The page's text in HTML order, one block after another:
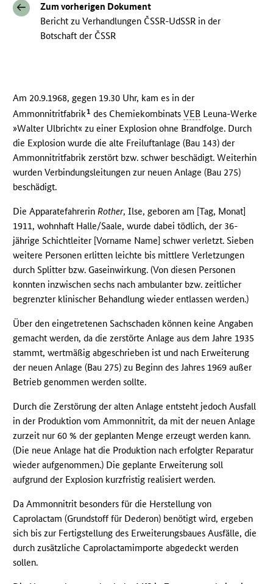
Zum vorherigen Dokument
Bericht zu Verhandlungen ČSSR-UdSSR in der
Botschaft der ČSSR
Am 20.9.1968, gegen 19.30 Uhr, kam es in der
Ammonnitritfabrik1 des ChemiekombinatsVEB Leuna-Werke
»Walter Ulbricht« zu einer Explosion ohne Brandfolge. Durch
die Explosion wurde die alte Freiluftanlage (Bau 143) der
Ammonnitritfabrik zerstört bzw. schwer beschädigt. Weiterhin
wurden Verbindungsleitungen zur neuen Anlage (Bau 275)
beschädigt.
Die ApparatefahrerinRother, Ilse, geboren am [Tag, Monat]
1911, wohnhaft Halle/Saale, wurde dabei tödlich, der 36-
jährige Schichtleiter [Vorname Name] schwer verletzt. Sieben
weitere Personen erlitten leichte bis mittlere Verletzungen
durch Splitter bzw. Gaseinwirkung. (Von diesen Personen
konnten inzwischen sechs nach ambulanter bzw. zeitlicher
begrenzter klinischer Behandlung wieder entlassen werden.)
Über den eingetretenen Sachschaden können keine Angaben
gemacht werden, da die zerstörte Anlage aus dem Jahre 1935
stammt, wertmäßig abgeschrieben ist und nach Erweiterung
der neuen Anlage (Bau 275) zu Beginn des Jahres 1969 außer
Betrieb genommen werden sollte.
Durch die Zerstörung der alten Anlage entsteht jedoch Ausfall
in der Produktion vom Ammonnitrit, da mit der neuen Anlage
zurzeit nur 60 % der geplanten Menge erzeugt werden kann.
(Die neue Anlage hat die Produktion nach erfolgter Reparatur
wieder aufgenommen.) Die geplante Erweiterung soll
aufgrund der Explosion kurzfristig realisiert werden.
Da Ammonnitrit besonders für die Herstellung von
Caprolactam (Grundstoff für Dederon) benötigt wird, ergeben
sich bis zur Fertigstellung des Erweiterungsbaues Ausfälle, die
durch zusätzliche Caprolactamimporte abgedeckt werden
sollen.